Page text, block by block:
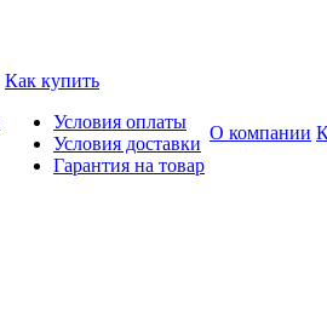
Как купить
Условия оплаты
Условия доставки
Гарантия на товар
О компании